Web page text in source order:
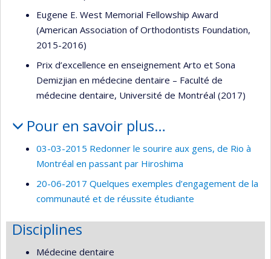
Eugene E. West Memorial Fellowship Award
(American Association of Orthodontists Foundation,
2015-2016)
Prix d’excellence en enseignement Arto et Sona
Demizjian en médecine dentaire – Faculté de
médecine dentaire, Université de Montréal (2017)
Pour en savoir plus…
03-03-2015 Redonner le sourire aux gens, de Rio à
Montréal en passant par Hiroshima
20-06-2017 Quelques exemples d’engagement de la
communauté et de réussite étudiante
Disciplines
Médecine dentaire